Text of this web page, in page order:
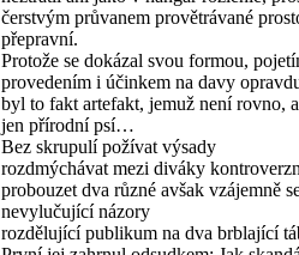
čerstvým průvanem provětrávané
přepravní.
Protože se dokázal svou formou,
provedením i účinkem na davy
byl to fakt artefakt, jemuž není rovno,
jen přírodní psí…
Bez skrupulí požívat výsady
rozdmýchávat mezi diváky
probouzet dva různé avšak vzájemně
nevylučující názory
rozdělující publikum na dva brblající